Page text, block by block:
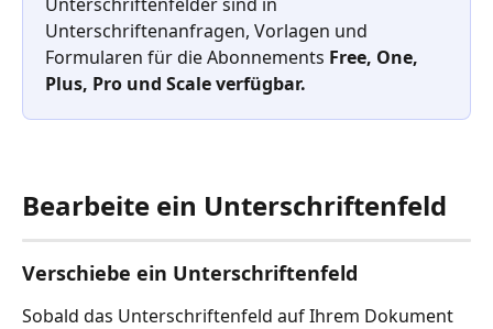
Unterschriftenanfragen, Vorlagen und
Formularen für die Abonnements Free, One,
Plus, Pro und Scale verfügbar.
Bearbeite ein Unterschriftenfeld
Verschiebe ein Unterschriftenfeld
Sobald das Unterschriftenfeld auf Ihrem Dokument